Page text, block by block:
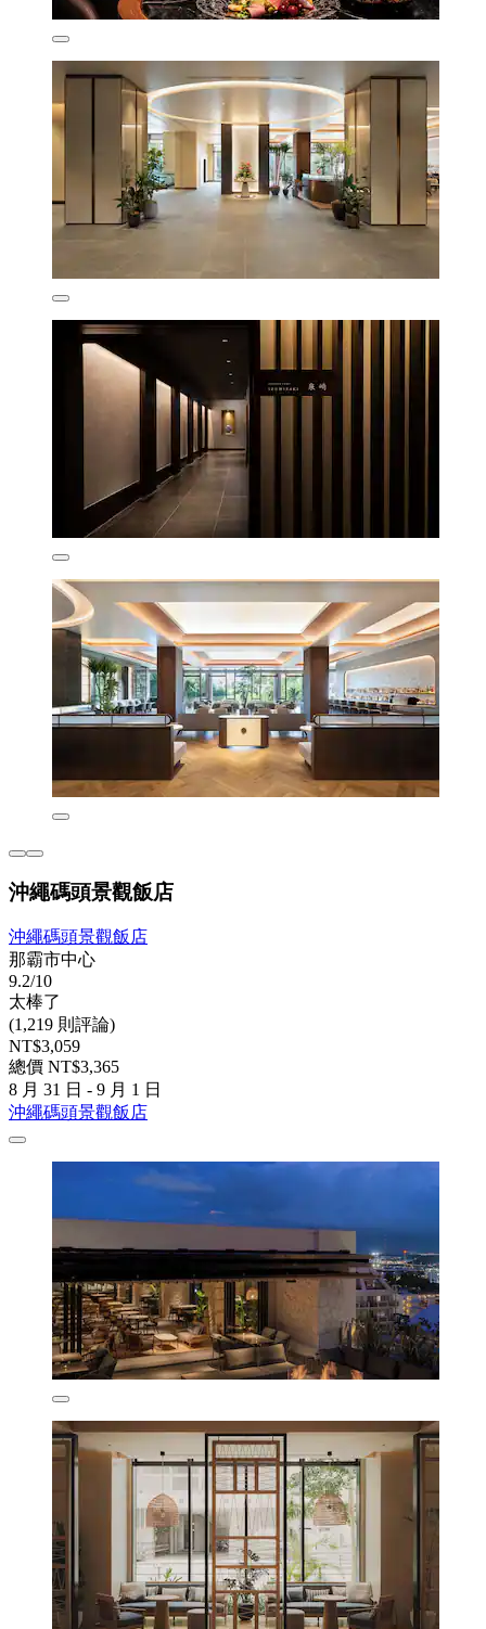
沖繩碼頭景觀飯店
沖繩碼頭景觀飯店
那霸市中心
9.2/10
太棒了
(1,219 則評論)
NT$3,059
總價 NT$3,365
8 月 31 日 - 9 月 1 日
沖繩碼頭景觀飯店